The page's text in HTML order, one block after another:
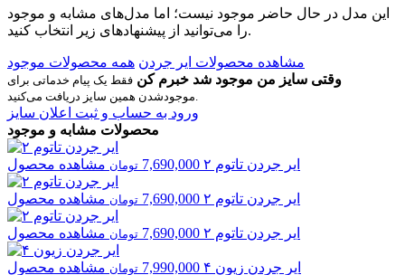
این مدل در حال حاضر موجود نیست؛ اما مدل‌های مشابه و موجود
را می‌توانید از پیشنهادهای زیر انتخاب کنید.
مشاهده محصولات ایر جردن همه محصولات موجود
وقتی سایز من موجود شد خبرم کن فقط یک پیام خدماتی برای
موجودشدن همین سایز دریافت می‌کنید.
ورود به حساب و ثبت اعلان سایز
محصولات مشابه و موجود
ایر جردن تاتوم ۲ 7,690,000 تومان مشاهده محصول
ایر جردن تاتوم ۲ 7,690,000 تومان مشاهده محصول
ایر جردن تاتوم ۲ 7,690,000 تومان مشاهده محصول
ایر جردن زیون ۴ 7,990,000 تومان مشاهده محصول